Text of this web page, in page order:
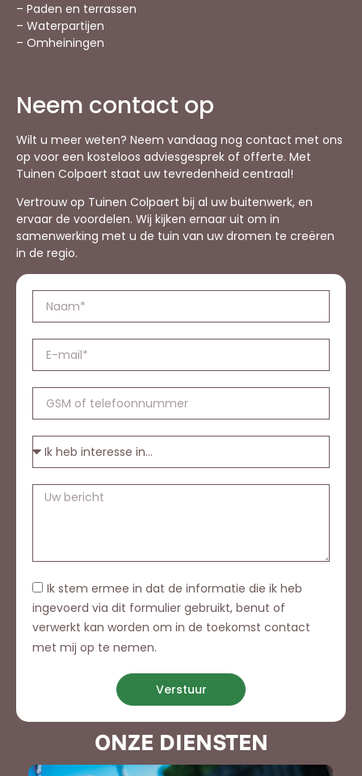
– Paden en terrassen
– Waterpartijen
– Omheiningen
Neem contact op
Wilt u meer weten? Neem vandaag nog contact met ons
op voor een kosteloos adviesgesprek of offerte. Met
Tuinen Colpaert staat uw tevredenheid centraal!
Vertrouw op Tuinen Colpaert bij al uw buitenwerk, en
ervaar de voordelen. Wij kijken ernaar uit om in
samenwerking met u de tuin van uw dromen te creëren
in de regio.
Ik stem ermee in dat de informatie die ik heb
ingevoerd via dit formulier gebruikt, benut of
verwerkt kan worden om in de toekomst contact
met mij op te nemen.
Verstuur
ONZE DIENSTEN